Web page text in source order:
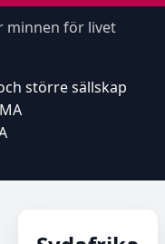
minnen för livet
större sällskap